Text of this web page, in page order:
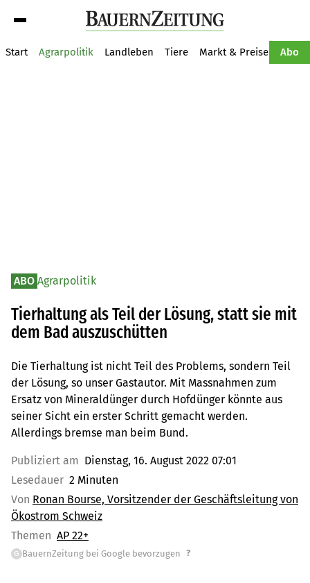
Start Agrarpolitik Landleben Tiere Markt & Preise Abo
ABO Agrarpolitik
Tierhaltung als Teil der Lösung, statt sie mit
dem Bad auszuschütten
Die Tierhaltung ist nicht Teil des Problems, sondern Teil
der Lösung, so unser Gastautor. Mit Massnahmen zum
Ersatz von Mineraldünger durch Hofdünger könnte aus
seiner Sicht ein erster Schritt gemacht werden.
Allerdings bremse man beim Bund.
Publiziert am Dienstag, 16. August 2022 07:01
Lesedauer 2 Minuten
Von Ronan Bourse, Vorsitzender der Geschäftsleitung von
Ökostrom Schweiz
Themen AP 22+
G BauernZeitung bei Google bevorzugen ?